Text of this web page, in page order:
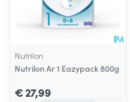
Nutrilon
Nutrilon Ar 1 Eazypack 800g
€ 27,99